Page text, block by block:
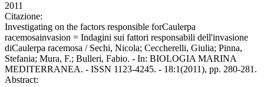
2011
Citazione:
Investigating on the factors responsible forCaulerpa
racemosainvasion = Indagini sui fattori responsabili dell'invasione
diCaulerpa racemosa / Sechi, Nicola; Ceccherelli, Giulia; Pinna,
Stefania; Mura, F.; Bulleri, Fabio. - In: BIOLOGIA MARINA
MEDITERRANEA. - ISSN 1123-4245. - 18:1(2011), pp. 280-281.
Abstract: